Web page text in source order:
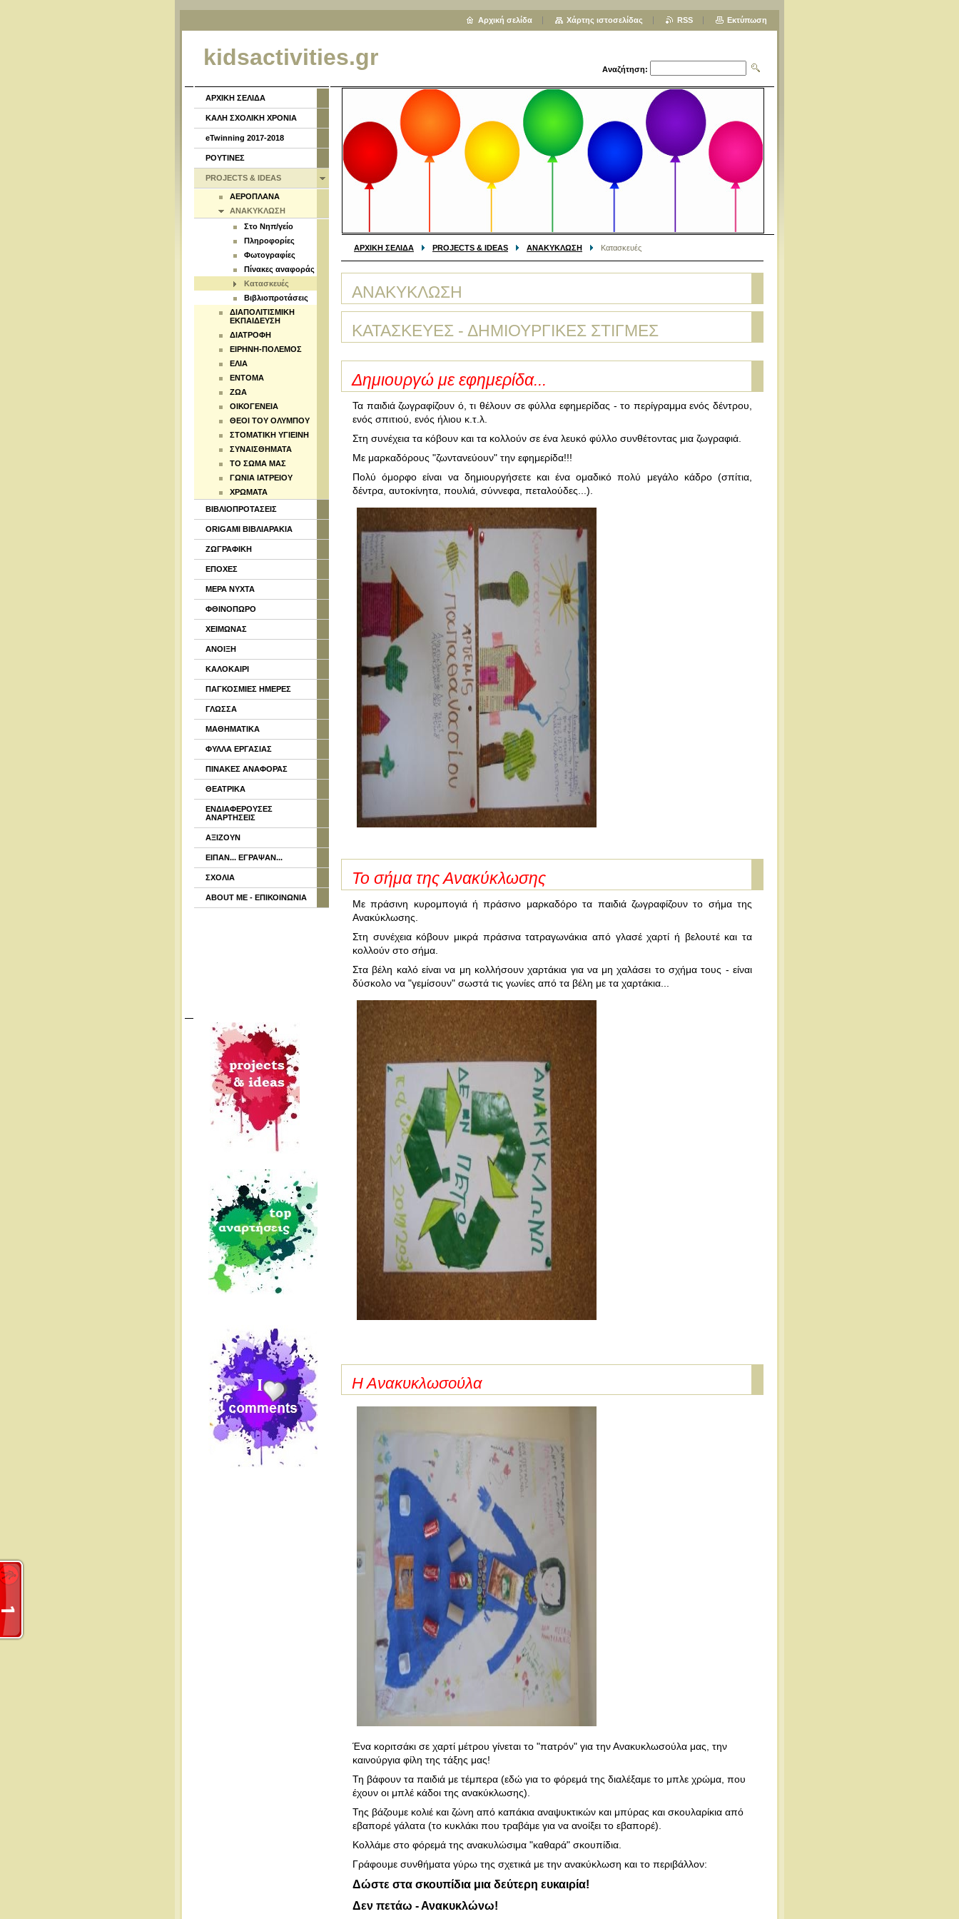
kidsactivities.gr Αναζήτηση:
ΑΡΧΙΚΗ ΣΕΛΙΔΑ PROJECTS & IDEAS ΑΝΑΚΥΚΛΩΣΗ Κατασκευές
ΑΝΑΚΥΚΛΩΣΗ
ΚΑΤΑΣΚΕΥΕΣ - ΔΗΜΙΟΥΡΓΙΚΕΣ ΣΤΙΓΜΕΣ
Δημιουργώ με εφημερίδα...
Τα παιδιά ζωγραφίζουν ό, τι θέλουν σε φύλλα εφημερίδας - το περίγραμμα ενός δέντρου,
ενός σπιτιού, ενός ήλιου κ.τ.λ.
Στη συνέχεια τα κόβουν και τα κολλούν σε ένα λευκό φύλλο συνθέτοντας μια ζωγραφιά.
Με μαρκαδόρους "ζωντανεύουν" την εφημερίδα!!!
Πολύ όμορφο είναι να δημιουργήσετε και ένα ομαδικό πολύ μεγάλο κάδρο (σπίτια,
δέντρα, αυτοκίνητα, πουλιά, σύννεφα, πεταλούδες...).
Το σήμα της Ανακύκλωσης
Με πράσινη κυρομπογιά ή πράσινο μαρκαδόρο τα παιδιά ζωγραφίζουν το σήμα της
Ανακύκλωσης.
Στη συνέχεια κόβουν μικρά πράσινα τατραγωνάκια από γλασέ χαρτί ή βελουτέ και τα
κολλούν στο σήμα.
Στα βέλη καλό είναι να μη κολλήσουν χαρτάκια για να μη χαλάσει το σχήμα τους - είναι
δύσκολο να "γεμίσουν" σωστά τις γωνίες από τα βέλη με τα χαρτάκια...
Η Ανακυκλωσούλα
Ένα κοριτσάκι σε χαρτί μέτρου γίνεται το "πατρόν" για την Ανακυκλωσούλα μας, την
καινούργια φίλη της τάξης μας!
Τη βάφουν τα παιδιά με τέμπερα (εδώ για το φόρεμά της διαλέξαμε το μπλε χρώμα, που
έχουν οι μπλέ κάδοι της ανακύκλωσης).
Της βάζουμε κολιέ και ζώνη από καπάκια αναψυκτικών και μπύρας και σκουλαρίκια από
εβαπορέ γάλατα (το κυκλάκι που τραβάμε για να ανοίξει το εβαπορέ).
Κολλάμε στο φόρεμά της ανακυλώσιμα "καθαρά" σκουπίδια.
Γράφουμε συνθήματα γύρω της σχετικά με την ανακύκλωση και το περιβάλλον:
Δώστε στα σκουπίδια μια δεύτερη ευκαιρία!
Δεν πετάω - Ανακυκλώνω!
ΑΡΧΙΚΗ ΣΕΛΙΔΑ
ΚΑΛΗ ΣΧΟΛΙΚΗ ΧΡΟΝΙΑ
eTwinning 2017-2018
ΡΟΥΤΙΝΕΣ
PROJECTS & IDEAS
ΑΕΡΟΠΛΑΝΑ
ΑΝΑΚΥΚΛΩΣΗ
Στο Νηπ/γείο
Πληροφορίες
Φωτογραφίες
Πίνακες αναφοράς
Κατασκευές
Βιβλιοπροτάσεις
ΔΙΑΠΟΛΙΤΙΣΜΙΚΗ
ΕΚΠΑΙΔΕΥΣΗ
ΔΙΑΤΡΟΦΗ
ΕΙΡΗΝΗ-ΠΟΛΕΜΟΣ
ΕΛΙΑ
ΕΝΤΟΜΑ
ΖΩΑ
ΟΙΚΟΓΕΝΕΙΑ
ΘΕΟΙ ΤΟΥ ΟΛΥΜΠΟΥ
ΣΤΟΜΑΤΙΚΗ ΥΓΙΕΙΝΗ
ΣΥΝΑΙΣΘΗΜΑΤΑ
ΤΟ ΣΩΜΑ ΜΑΣ
ΓΩΝΙΑ ΙΑΤΡΕΙΟΥ
ΧΡΩΜΑΤΑ
ΒΙΒΛΙΟΠΡΟΤΑΣΕΙΣ
ORIGAMI ΒΙΒΛΙΑΡΑΚΙΑ
ΖΩΓΡΑΦΙΚΗ
ΕΠΟΧΕΣ
ΜΕΡΑ ΝΥΧΤΑ
ΦΘΙΝΟΠΩΡΟ
ΧΕΙΜΩΝΑΣ
ΑΝΟΙΞΗ
ΚΑΛΟΚΑΙΡΙ
ΠΑΓΚΟΣΜΙΕΣ ΗΜΕΡΕΣ
ΓΛΩΣΣΑ
ΜΑΘΗΜΑΤΙΚΑ
ΦΥΛΛΑ ΕΡΓΑΣΙΑΣ
ΠΙΝΑΚΕΣ ΑΝΑΦΟΡΑΣ
ΘΕΑΤΡΙΚΑ
ΕΝΔΙΑΦΕΡΟΥΣΕΣ
ΑΝΑΡΤΗΣΕΙΣ
ΑΞΙΖΟΥΝ
ΕΙΠΑΝ... ΕΓΡΑΨΑΝ...
ΣΧΟΛΙΑ
ABOUT ME - ΕΠΙΚΟΙΝΩΝΙΑ
Αρχική σελίδα Χάρτης ιστοσελίδας RSS Εκτύπωση